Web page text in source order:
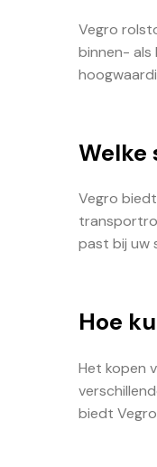
Vegro
binnen- als
Welke
Vegro
past bij uw
Hoe
Het kopen
biedt